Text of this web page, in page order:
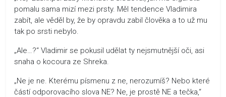
pomalu sama mizí mezi prsty. Měl tendence Vladimira
zabít, ale věděl by, že by opravdu zabil člověka a to už mu
tak po srsti nebylo.
„Ale…?“ Vladimir se pokusil udělat ty nejsmutnější oči, asi
snaha o kocoura ze Shreka.
„Ne je ne. Kterému písmenu z ne, nerozumíš? Nebo které
částí odporovacího slova NE? Ne, je prostě NE a tečka,“